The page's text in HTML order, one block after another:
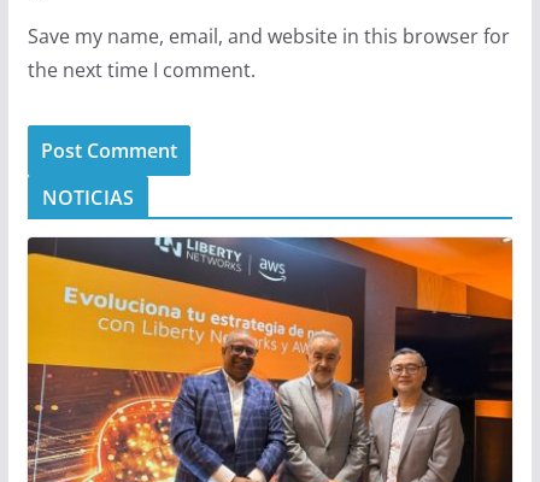
Save my name, email, and website in this browser for
the next time I comment.
NOTICIAS